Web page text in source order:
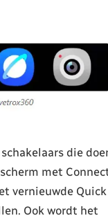
die
met
vernieuwde Quick
Ook wordt het